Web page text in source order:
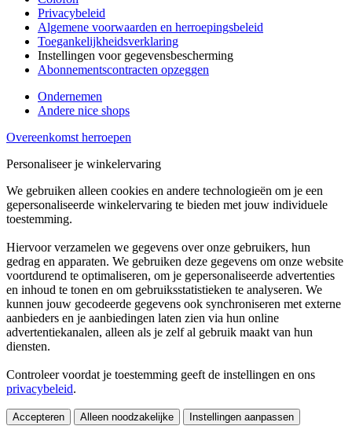
Privacybeleid
Algemene voorwaarden en herroepingsbeleid
Toegankelijkheidsverklaring
Instellingen voor gegevensbescherming
Abonnementscontracten opzeggen
Ondernemen
Andere nice shops
Overeenkomst herroepen
Personaliseer je winkelervaring
We gebruiken alleen cookies en andere technologieën om je een
gepersonaliseerde winkelervaring te bieden met jouw individuele
toestemming.
Hiervoor verzamelen we gegevens over onze gebruikers, hun
gedrag en apparaten. We gebruiken deze gegevens om onze website
voortdurend te optimaliseren, om je gepersonaliseerde advertenties
en inhoud te tonen en om gebruiksstatistieken te analyseren. We
kunnen jouw gecodeerde gegevens ook synchroniseren met externe
aanbieders en je aanbiedingen laten zien via hun online
advertentiekanalen, alleen als je zelf al gebruik maakt van hun
diensten.
Controleer voordat je toestemming geeft de instellingen en ons
privacybeleid.
Accepteren Alleen noodzakelijke Instellingen aanpassen